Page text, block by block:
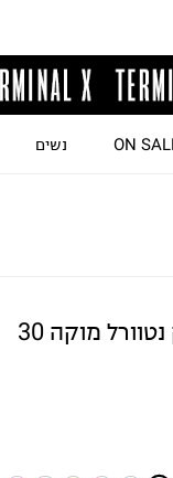
ON נשים
מוקה 30